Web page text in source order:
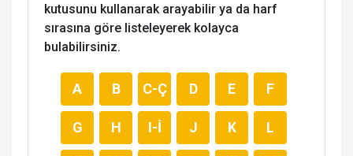
kutusunu kullanarak arayabilir ya da harf
sırasına göre listeleyerek kolayca
bulabilirsiniz.
A B C-Ç D E F
G H I-İ J K L